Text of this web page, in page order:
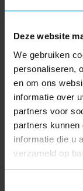
Deze website
We gebruiken
personaliseren,
en om ons
informatie over
partners voor
partners
informatie die u
verzameld op